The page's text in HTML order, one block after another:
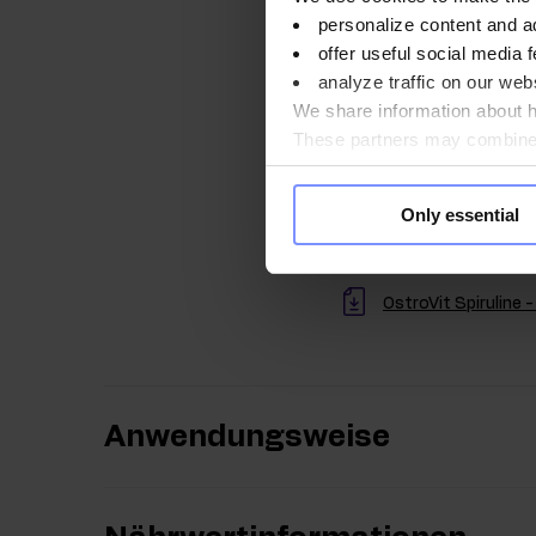
personalize content and
offer useful social media
analyze traffic on our
We share information about
These partners may
you use their services. Do
Only essential
Qualität
Im Interesse der
regelmäßigen
gewährleisten und
OstroVit Spiruline
Anwendungsweise